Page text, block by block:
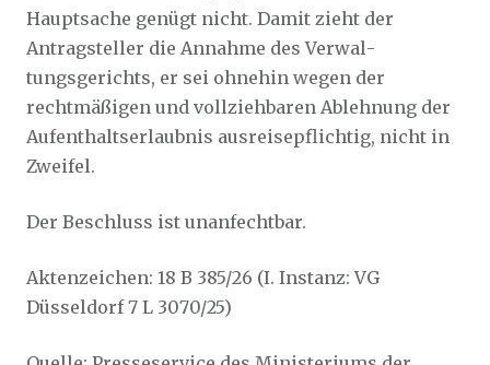
Hauptsache genügt nicht. Damit zieht der
Antragsteller die Annahme des Verwal­
tungsgerichts, er sei ohnehin wegen der
rechtmäßigen und vollziehbaren Ablehnung der
Aufenthaltserlaubnis ausreisepflichtig, nicht in
Zweifel.
Der Beschluss ist unanfechtbar.
Aktenzeichen: 18 B 385/26 (I. Instanz: VG
Düsseldorf 7 L 3070/25)